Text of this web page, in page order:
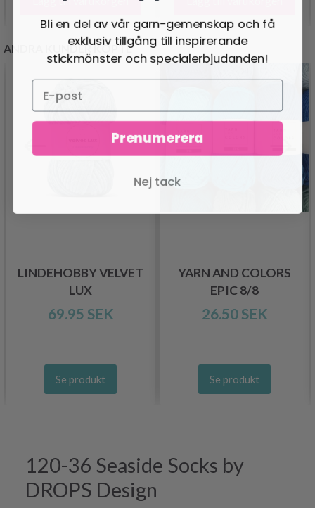
ANDRA KUNDER KÖPTE
LINDEHOBBY VELVET
LUX
69.95 SEK
Se produkt
YARN AND COLORS
EPIC 8/8
26.50 SEK
Se produkt
120-36 Seaside Socks by
DROPS Design
Bli en del av vår garn-gemenskap och få
exklusiv tillgång till inspirerande
stickmönster och specialerbjudanden!
Prenumerera
Nej tack